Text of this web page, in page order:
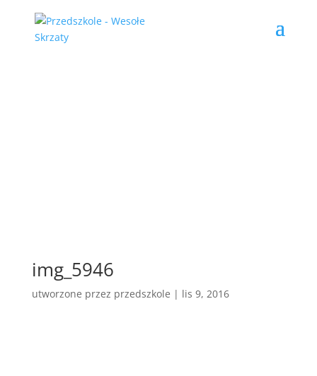
img_5946
utworzone przez przedszkole | lis 9, 2016